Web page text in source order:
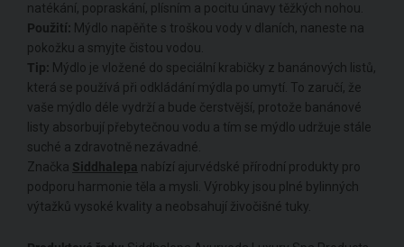
natékání, popraskání, plísním a pocitu únavy těžkých nohou.
Použití: Mýdlo napěňte s troškou vody v dlaních, naneste na
pokožku a smyjte čistou vodou.
Tip: Mýdlo je vložené do speciální krabičky z banánových listů,
která se používá při odkládání mýdla po umytí. To zaručí, že
vaše mýdlo déle vydrží a bude čerstvější, protože banánové
listy absorbují přebytečnou vodu a tím se mýdlo udržuje stále
suché a zdravotně nezávadné.
Značka Siddhalepa nabízí ajurvédské přírodní produkty pro
podporu harmonie těla a mysli. Výrobky jsou plné bylinných
výtažků vysoké kvality a neobsahují živočišné tuky.